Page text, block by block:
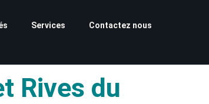
Services Contactez nous
Rives du